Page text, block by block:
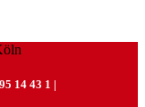
14 43 1 |